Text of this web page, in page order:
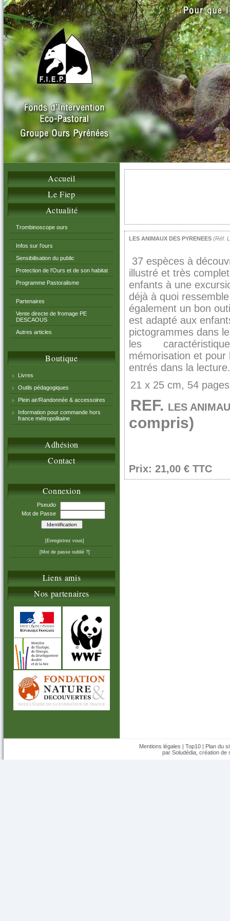
Accueil
Le Fiep
Actualité
Trombinoscope ours
Infos sur l'ours
Sensibilisation du public
Protection de l'Ours et de son habitat
Programme Pastoralisme
Partenaires
Vente directe de fromage PE
DESCAOUS
Autres articles
Boutique
Livres
Outils pédagogiques
Plein air/Randonnée & accessoires
Information pour commande hors
france métropolitaine
Adhésion
Contact
Connexion
Pseudo
Mot de Passe
[Enregistrez vous]
[Mot de passe oublié ?]
Liens amis
Nos partenaires
LES ANIMAUX DES PYRENEES (Réf.
37 espèces à
illustré et très
enfants à une
déjà à quoi
également un bon
est adapté aux
pictogrammes dans
les caractéristiques
mémorisation et
entrés dans la lecture.
21 x 25 cm, 54 pages
REF. LES
compris)
Prix: 21,00 € TTC
Mentions légales | Top10 | Plan du
par Soludédia, création de